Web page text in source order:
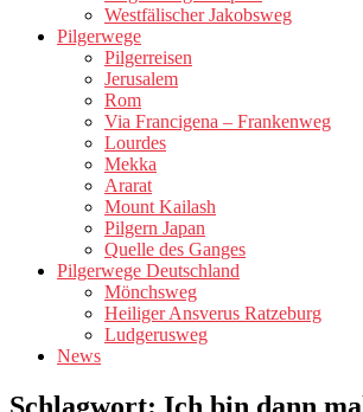
Westfälischer Jakobsweg
Pilgerwege
Pilgerreisen
Jerusalem
Rom
Via Francigena – Frankenweg
Lourdes
Mekka
Ararat
Mount Kailash
Pilgern Japan
Quelle des Ganges
Pilgerwege Deutschland
Mönchsweg
Heiliger Ansverus Ratzeburg
Ludgerusweg
News